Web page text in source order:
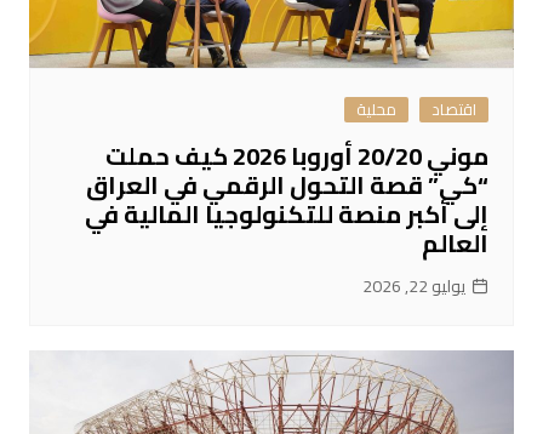
اقتصاد محلية
موني 20/20 أوروبا 2026 كيف حملت
“كي” قصة التحول الرقمي في العراق
إلى أكبر منصة للتكنولوجيا المالية في
العالم
يوليو 22, 2026